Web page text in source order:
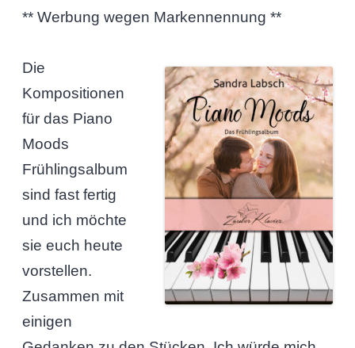
** Werbung wegen Markennennung **
Die
Kompositionen
für das Piano
Moods
Frühlingsalbum
sind fast fertig
und ich möchte
sie euch heute
vorstellen.
Zusammen mit
einigen